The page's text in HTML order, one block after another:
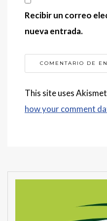
Recibir un correo
nueva entrada.
This site uses
how your comment